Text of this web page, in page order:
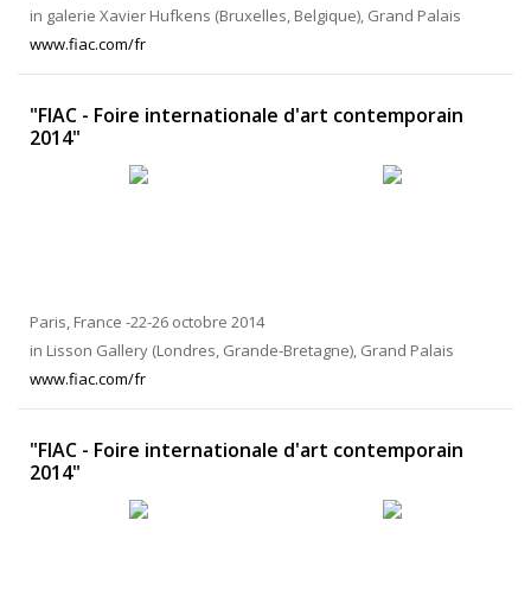
in galerie Xavier Hufkens (Bruxelles, Belgique), Grand Palais
www.fiac.com/fr
"FIAC - Foire internationale d'art contemporain
2014"
Paris, France -22-26 octobre 2014
in Lisson Gallery (Londres, Grande-Bretagne), Grand Palais
www.fiac.com/fr
"FIAC - Foire internationale d'art contemporain
2014"